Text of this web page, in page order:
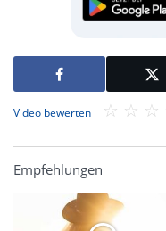
Video bewerten
Empfehlungen